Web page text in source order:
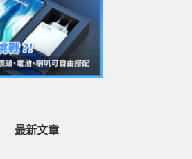
最新文章